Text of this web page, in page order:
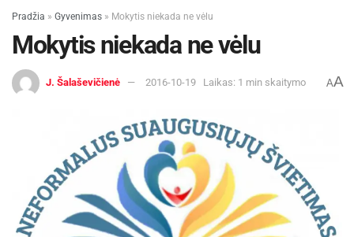
Pradžia » Gyvenimas » Mokytis niekada ne vėlu
Mokytis niekada ne vėlu
J. Šalaševičienė 2016-10-19 Laikas: 1 min skaitymo AA